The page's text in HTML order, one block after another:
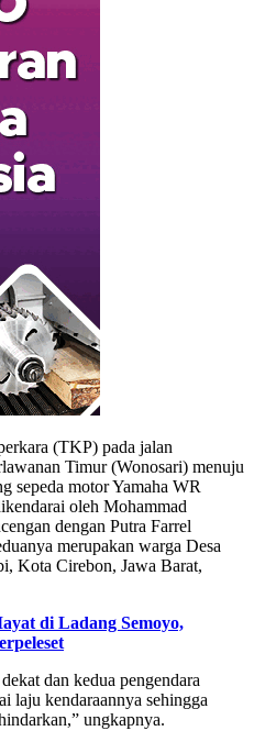
(TKP) pada jalan
Timur (Wonosari) menuju
sepeda motor Yamaha WR
oleh Mohammad
dengan Putra Farrel
merupakan warga Desa
Kota Cirebon, Jawa Barat,
di Ladang Semoyo,
dan kedua pengendara
laju kendaraannya sehingga
ungkapnya.